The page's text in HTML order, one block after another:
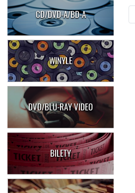
CD/DVD-A/BD-A
WINYLE
DVD/BLU-RAY VIDEO
BILETY